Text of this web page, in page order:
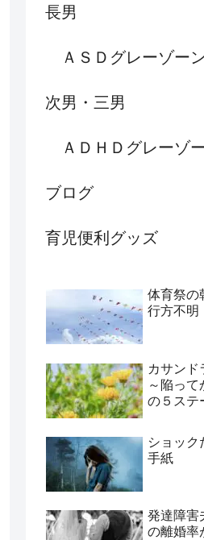
長男
ＡＳＤグレーゾー
次男・三男
ＡＤＨＤグレーゾ
ブログ
育児便利グッズ
体育祭の
行方不明
カサンド
～陥って
の５ステ
ショック
手紙
発達障害
の離婚率